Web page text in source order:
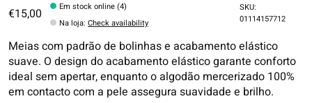
€15,00
Em stock online (4)
Na loja:Check availability
SKU:
01114157712
Meias com padrão de bolinhas e acabamento elástico
suave. O design do acabamento elástico garante conforto
ideal sem apertar, enquanto o algodão mercerizado 100%
em contacto com a pele assegura suavidade e brilho.